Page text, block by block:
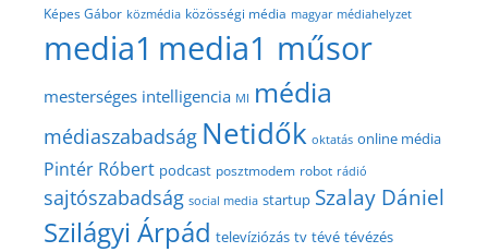
Képes Gábor közmédia közösségi média magyar médiahelyzet
media1 media1 műsor
mesterséges intelligencia MI média
médiaszabadság Netidők oktatás online média
Pintér Róbert podcast posztmodem robot rádió
sajtószabadság social media startup Szalay Dániel
Szilágyi Árpád televíziózás tv tévé tévézés